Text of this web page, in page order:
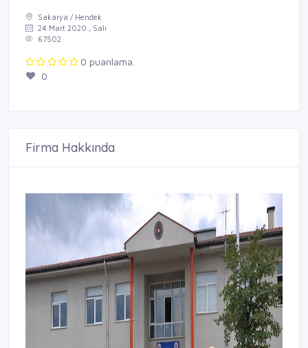
Sakarya / Hendek
24 Mart 2020 , Salı
67502
0 puanlama.
0
Firma Hakkında